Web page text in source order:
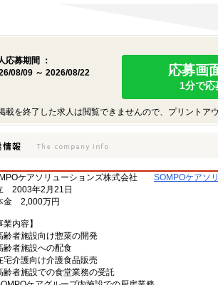
応募期間 ：
08/09 ～ 2026/08/22
応募画
1分で
載を終了した求人は閲覧できませんので、プリントア
ケアソリューションズ株式会社
SOMPOケアソ
2003年2月21日
金 2,000万円
業内容】
齢者施設向け惣菜の開発
齢者施設への配食
宅介護向け介護食品販売
齢者施設での食堂業務の受託